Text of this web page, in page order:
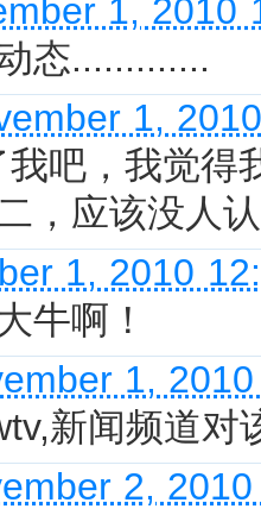
1, 2010
态.............
1,
吧，我觉得
，应该没人
1, 2010
牛啊！
1,
新闻频道对
2,